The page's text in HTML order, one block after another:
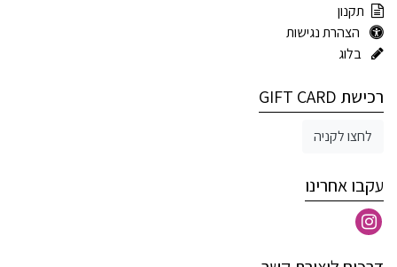
תקנון
הצהרת נגישות
בלוג
רכישת GIFT CARD
לחצו לקניה
עקבו אחרינו